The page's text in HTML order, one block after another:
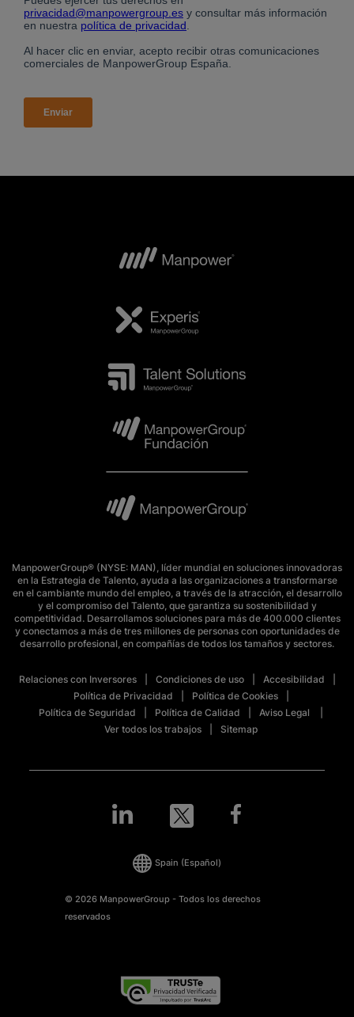
ManpowerGroup® (NYSE: MAN), líder mundial en soluciones innovadoras
en la Estrategia de Talento, ayuda a las organizaciones a transformarse
en el cambiante mundo del empleo, a través de la atracción, el desarrollo
y el compromiso del Talento, que garantiza su sostenibilidad y
competitividad. Desarrollamos soluciones para más de 400.000 clientes
y conectamos a más de tres millones de personas con oportunidades de
desarrollo profesional, en compañías de todos los tamaños y sectores.
Relaciones con Inversores Condiciones de uso
Accesibilidad
Política de Privacidad
Política de Cookies
Política de Seguridad
Política de Calidad
Aviso Legal
Ver todos los trabajos
Sitemap
© 2026 ManpowerGroup - Todos los derechos
reservados
Spain (Español)